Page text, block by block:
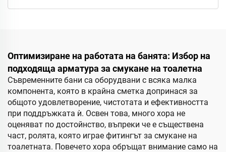
Оптимизиране на работата на банята: Избор на
подходяща арматура за смукане на тоалетна
Съвременните бани са оборудвани с всяка малка
компонента, която в крайна сметка допринася за
общото удовлетворение, чистотата и ефективността
при поддръжката ѝ. Освен това, много хора не
оценяват по достойнство, въпреки че е съществена
част, ролята, която играе фитингът за смукане на
тоалетната. Повечето хора обръщат внимание само на